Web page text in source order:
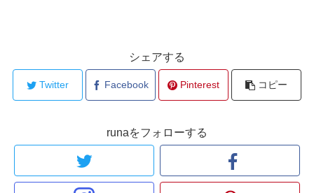
シェアする
Twitter Facebook Pinterest コピー
runaをフォローする